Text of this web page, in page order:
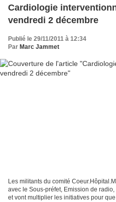
Cardiologie
vendredi 2 décembre
Publié le 29/11/2011 à 12:34
Par Marc Jammet
Les militants du comité
avec le Sous-préfet, Emission de
et vont multiplier les initiatives pour